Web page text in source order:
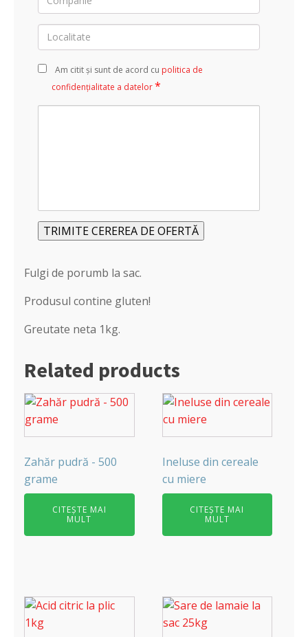
Localitate
Am citit și sunt de acord cu politica de
confidențialitate a datelor*
Fulgi de porumb la sac.
Produsul contine gluten!
Greutate neta 1kg.
Related products
Zahăr pudră - 500
grame
CITEȘTE MAI
MULT
Ineluse din cereale
cu miere
CITEȘTE MAI
MULT